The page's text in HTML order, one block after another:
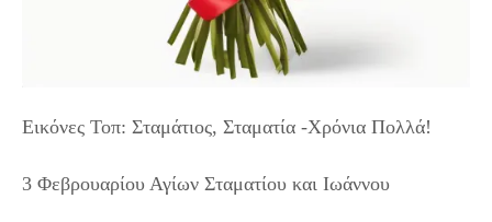
Εικόνες Τοπ: Σταμάτιος, Σταματία -Χρόνια Πολλά!
3 Φεβρουαρίου Αγίων Σταματίου και Ιωάννου